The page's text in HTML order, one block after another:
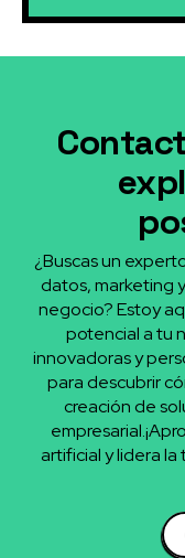
¿Buscas un
datos, marketing
negocio? Estoy
potencial a tu
innovadoras y
para descubrir
creación de
artificial y lidera